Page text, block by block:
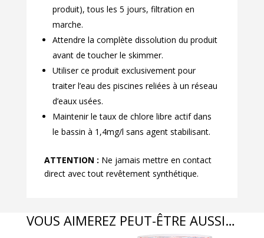
produit), tous les 5 jours, filtration en
marche.
Attendre la complète dissolution du produit
avant de toucher le skimmer.
Utiliser ce produit exclusivement pour
traiter l’eau des piscines reliées à un réseau
d’eaux usées.
Maintenir le taux de chlore libre actif dans
le bassin à 1,4mg/l sans agent stabilisant.
ATTENTION : Ne jamais mettre en contact
direct avec tout revêtement synthétique.
VOUS AIMEREZ PEUT-ÊTRE AUSSI…